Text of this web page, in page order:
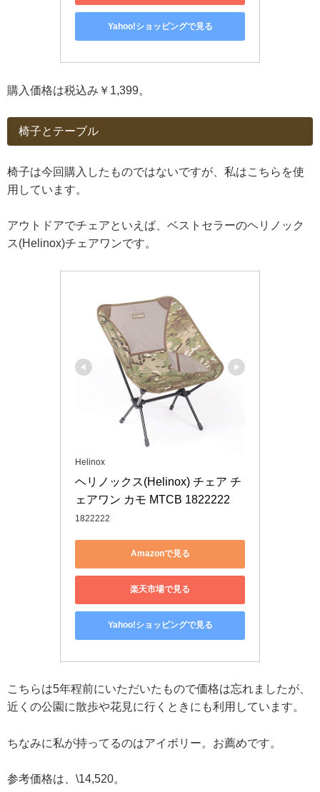
Yahoo!ショッピングで見る
購入価格は税込み￥1,399。
椅子とテーブル
椅子は今回購入したものではないですが、私はこちらを使
用しています。
アウトドアでチェアといえば、ベストセラーのヘリノック
ス(Helinox)チェアワンです。
Helinox
ヘリノックス(Helinox) チェア チ
ェアワン カモ MTCB 1822222
1822222
Amazonで見る
楽天市場で見る
Yahoo!ショッピングで見る
こちらは5年程前にいただいたもので価格は忘れましたが、
近くの公園に散歩や花見に行くときにも利用しています。
ちなみに私が持ってるのはアイボリー。お薦めです。
参考価格は、\14,520。